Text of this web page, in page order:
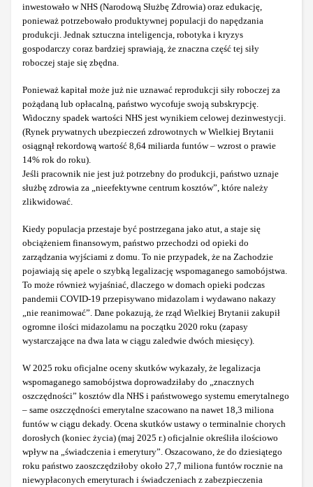
inwestowało w NHS (Narodową Służbę Zdrowia) oraz edukację,
ponieważ potrzebowało produktywnej populacji do napędzania
produkcji. Jednak sztuczna inteligencja, robotyka i kryzys
gospodarczy coraz bardziej sprawiają, że znaczna część tej siły
roboczej staje się zbędna.
Ponieważ kapitał może już nie uznawać reprodukcji siły roboczej za
pożądaną lub opłacalną, państwo wycofuje swoją subskrypcję.
Widoczny spadek wartości NHS jest wynikiem celowej dezinwestycji.
(Rynek prywatnych ubezpieczeń zdrowotnych w Wielkiej Brytanii
osiągnął rekordową wartość 8,64 miliarda funtów – wzrost o prawie
14% rok do roku).
Jeśli pracownik nie jest już potrzebny do produkcji, państwo uznaje
służbę zdrowia za „nieefektywne centrum kosztów”, które należy
zlikwidować.
Kiedy populacja przestaje być postrzegana jako atut, a staje się
obciążeniem finansowym, państwo przechodzi od opieki do
zarządzania wyjściami z domu. To nie przypadek, że na Zachodzie
pojawiają się apele o szybką legalizację wspomaganego samobójstwa.
To może również wyjaśniać, dlaczego w domach opieki podczas
pandemii COVID-19 przepisywano midazolam i wydawano nakazy
„nie reanimować”. Dane pokazują, że rząd Wielkiej Brytanii zakupił
ogromne ilości midazolamu na początku 2020 roku (zapasy
wystarczające na dwa lata w ciągu zaledwie dwóch miesięcy).
W 2025 roku oficjalne oceny skutków wykazały, że legalizacja
wspomaganego samobójstwa doprowadziłaby do „znacznych
oszczędności” kosztów dla NHS i państwowego systemu emerytalnego
– same oszczędności emerytalne szacowano na nawet 18,3 miliona
funtów w ciągu dekady. Ocena skutków ustawy o terminalnie chorych
dorosłych (koniec życia) (maj 2025 r.) oficjalnie określiła ilościowo
wpływ na „świadczenia i emerytury”. Oszacowano, że do dziesiątego
roku państwo zaoszczędziłoby około 27,7 miliona funtów rocznie na
niewypłaconych emeryturach i świadczeniach z zabezpieczenia